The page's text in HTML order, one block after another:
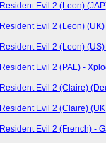
Resident Evil 2 (Leon)
Resident Evil 2 (Leon)
Resident Evil 2 (Leon)
Resident Evil 2 (PAL) -
Resident Evil 2 (Claire)
Resident Evil 2 (Claire)
Resident Evil 2 (French) -